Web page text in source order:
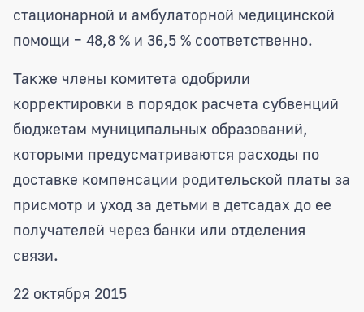
стационарной и амбулаторной медицинской
помощи – 48,8 % и 36,5 % соответственно.
Также члены комитета одобрили
корректировки в порядок расчета субвенций
бюджетам муниципальных образований,
которыми предусматриваются расходы по
доставке компенсации родительской платы за
присмотр и уход за детьми в детсадах до ее
получателей через банки или отделения
связи.
22 октября 2015